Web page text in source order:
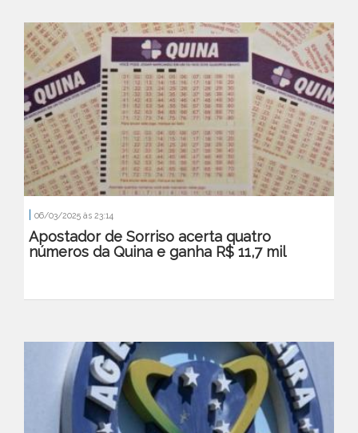
06/03/2025 às 23:14
Apostador de Sorriso acerta quatro
números da Quina e ganha R$ 11,7 mil